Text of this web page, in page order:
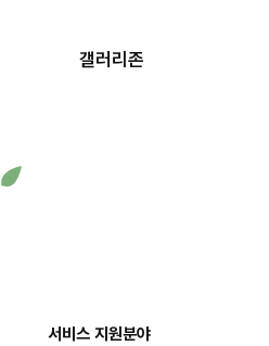
갤러리존
서비스 지원분야